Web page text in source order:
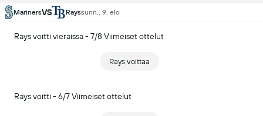
MarinersVS Rayssunn., 9. elo
Rays voitti vieraissa - 7/8 Viimeiset ottelut
Rays voittaa
Rays voitti - 6/7 Viimeiset ottelut